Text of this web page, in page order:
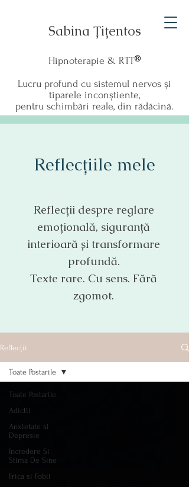
Sabina Țițentos
Hipnoterapie & RTT®
Lucru profund cu sistemul nervos și
tiparele inconștiente,
pentru schimbări reale, din rădăcină.
Reflecțiile mele
Reflecții despre reglare
emoțională, siguranță
interioară și transformare
profundă.
Texte rare. Cu sens. Fără
zgomot.
Reflecții
Toate Postarile
Adictii
Anxietate si
Depresie
Incredere Si
Stima De Sine
Frica si Fobii
Toate Postarile